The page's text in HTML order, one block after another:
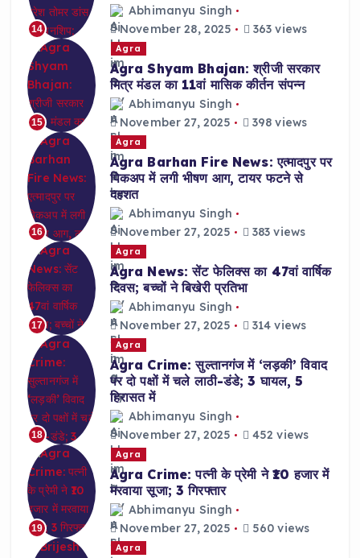
14
Abhimanyu Singh
November 28, 2025
363 views
15
Agra
Agra Shyam Bhajan: श्रीजी सरकार
मित्र मंडल का 11वां मासिक कीर्तन संपन्न
Abhimanyu Singh
November 27, 2025
398 views
16
Agra
Agra Barhan Fire News: एत्मादपुर पर
पिकअप में लगी भीषण आग, टायर फटने से
दहशत
Abhimanyu Singh
November 27, 2025
383 views
17
Agra
Agra News: सेंट फेलिक्स का 47वां वार्षिक
दिवस; बच्चों ने बिखेरी प्रतिभा
Abhimanyu Singh
November 27, 2025
314 views
18
Agra
Agra Crime: सुल्तानगंज में ‘लड़की’ विवाद
पर दो पक्षों में चले लाठी-डंडे; 3 घायल, 5
हिरासत में
Abhimanyu Singh
November 27, 2025
452 views
19
Agra
Agra Crime: पत्नी के प्रेमी ने ₹10 हजार में
मरवाया सूजा; 3 गिरफ्तार
Abhimanyu Singh
November 27, 2025
560 views
Agra